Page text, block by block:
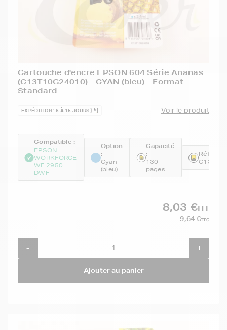
Cartouche d'encre EPSON 604 Série Ananas
(C13T10G24010) - CYAN (bleu) - Format
Standard
EXPÉDITION : 6 À 15 JOURS Voir le produit
Compatible :
EPSON
WORKFORCE
WF 2950
DWF
Option
:
Cyan
(bleu)
Capacité
:
130
pages
8,03 €HT
9,64 €TTC
- +
Ajouter au panier